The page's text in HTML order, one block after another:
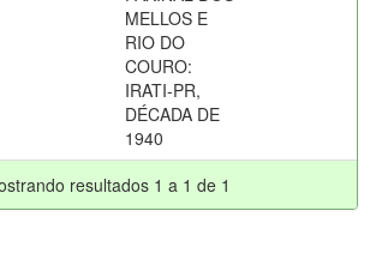
MELLOS E
RIO DO
COURO:
IRATI-PR,
DÉCADA DE
1940
resultados 1 a 1 de 1